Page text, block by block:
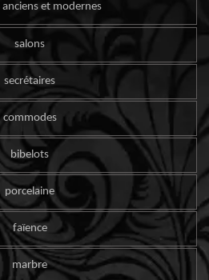
et modernes
salons
secrétaires
commodes
bibelots
porcelaine
faïence
marbre